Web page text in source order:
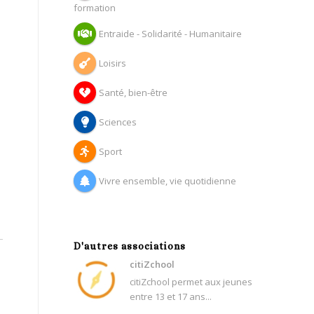
formation
Entraide - Solidarité - Humanitaire
Loisirs
Santé, bien-être
Sciences
Sport
Vivre ensemble, vie quotidienne
D'autres associations
citiZchool
citiZchool permet aux jeunes
entre 13 et 17 ans...